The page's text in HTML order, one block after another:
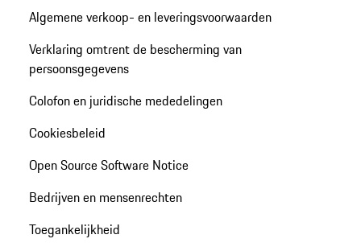
Algemene verkoop- en leveringsvoorwaarden
Verklaring omtrent de bescherming van
persoonsgegevens
Colofon en juridische mededelingen
Cookiesbeleid
Open Source Software Notice
Bedrijven en mensenrechten
Toegankelijkheid